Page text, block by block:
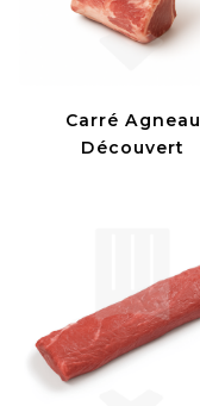
Carré Agneau
Découvert